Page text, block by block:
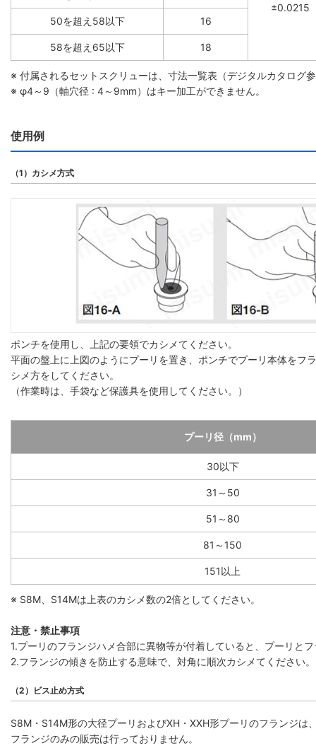
±0.0215
50を超え58以下 16
58を超え65以下 18
※ 付属されるセットスクリューは、寸法一覧表（デジタルカタログ
※ φ4～9（軸穴径 : 4～9mm）はキー加工ができません。
使用例
（1）カシメ方式
ポンチを使用し、上記の要領でカシメてください。
平面の盤上に上図のようにプーリを置き、ポンチでプーリ本体をフ
シメ方をしてください。
（作業時は、手袋など保護具を使用してください。）
プーリ径（mm）
30以下
31～50
51～80
81～150
151以上
※ S8M、S14Mは上表のカシメ数の2倍としてください。
注意・禁止事項
1.プーリのフランジハメ合部に異物等が付着していると、プーリと
2.フランジの傾きを防止する意味で、対角に順次カシメてください。
（2）ビス止め方式
S8M・S14M形の大径プーリおよびXH・XXH形プーリのフランジ
フランジのみの販売は行っておりません。